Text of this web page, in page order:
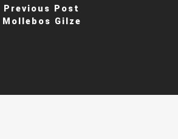
Previous Post
Mollebos Gilze